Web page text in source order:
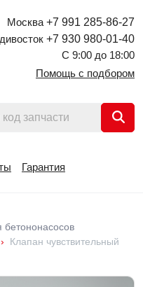
Москва +7 991 285-86-27
+7 930 980-01-40
С 9:00 до 18:00
Помощь с подбором
Гарантия
бетононасосов
Клапан чувствительный